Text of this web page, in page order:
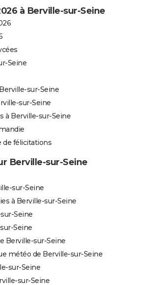
à Berville-sur-Seine
Seine
sur-Seine
sur-Seine
à Berville-sur-Seine
de félicitations
Berville-sur-Seine
sur-Seine
à Berville-sur-Seine
Seine
Seine
Berville-sur-Seine
météo de Berville-sur-Seine
sur-Seine
sur-Seine